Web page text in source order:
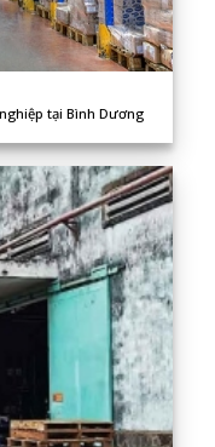
tại Bình Dương